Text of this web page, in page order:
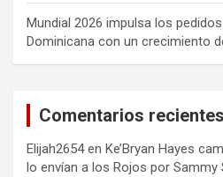
Mundial 2026 impulsa los
Dominicana con un crecimiento
Comentarios recientes
Elijah2654en Ke’Bryan Hayes
lo envían a los Rojos por